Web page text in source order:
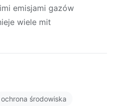
emisjami gazów
wiele mit
ochrona środowiska